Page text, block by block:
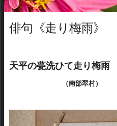
俳句《走り梅雨》
天平の甍洗ひて走り梅雨
（南部翠村）